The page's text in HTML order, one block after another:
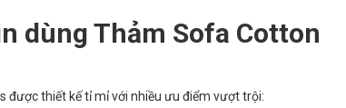
dùng Thảm Sofa Cotton
thiết kế tỉ mỉ với nhiều ưu điểm vượt trội: